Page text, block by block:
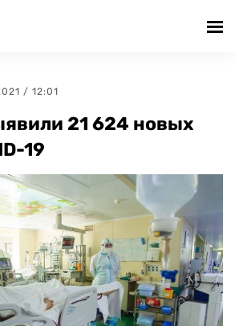
/ 12:01
21 624 новых
19